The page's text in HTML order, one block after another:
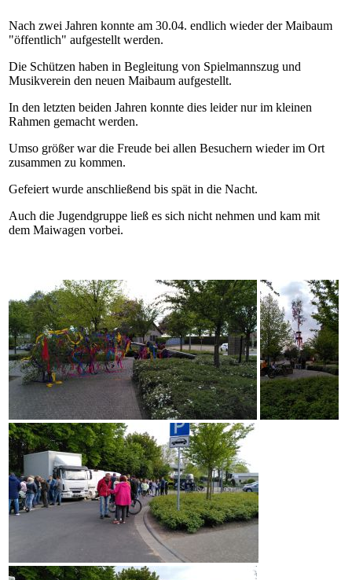
Nach zwei Jahren konnte am 30.04. endlich wieder der Maibaum
"öffentlich" aufgestellt werden.
Die Schützen haben in Begleitung von Spielmannszug und
Musikverein den neuen Maibaum aufgestellt.
In den letzten beiden Jahren konnte dies leider nur im kleinen
Rahmen gemacht werden.
Umso größer war die Freude bei allen Besuchern wieder im Ort
zusammen zu kommen.
Gefeiert wurde anschließend bis spät in die Nacht.
Auch die Jugendgruppe ließ es sich nicht nehmen und kam mit
dem Maiwagen vorbei.